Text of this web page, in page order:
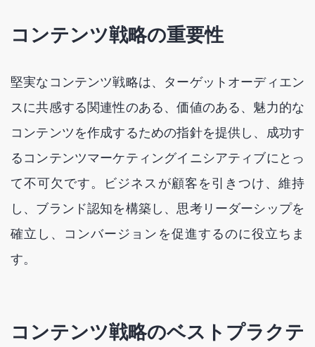
コンテンツ戦略の重要性
堅実なコンテンツ戦略は、ターゲットオーディエン
スに共感する関連性のある、価値のある、魅力的な
コンテンツを作成するための指針を提供し、成功す
るコンテンツマーケティングイニシアティブにとっ
て不可欠です。ビジネスが顧客を引きつけ、維持
し、ブランド認知を構築し、思考リーダーシップを
確立し、コンバージョンを促進するのに役立ちま
す。
コンテンツ戦略のベストプラクテ